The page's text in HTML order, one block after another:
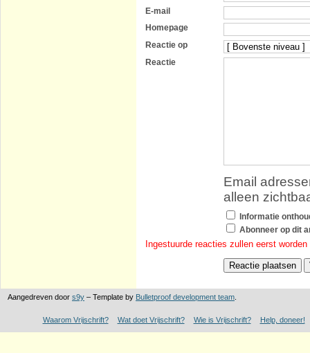
E-mail
Homepage
Reactie op
Reactie
Email
alleen
Informatie
Abonneer op dit
Ingestuurde reacties zullen eerst
Aangedreven door s9y – Template by Bulletproof development team
Waarom Vrijschrift? Wat doet Vrijschrift? Wie is Vrijschrift? Help, doneer!